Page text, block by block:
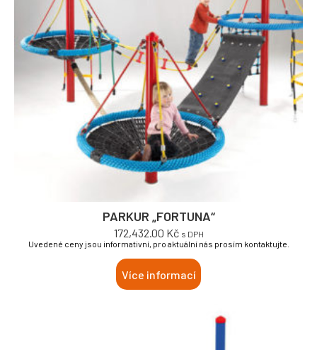
PARKUR „FORTUNA“
172,432.00 Kč s DPH
Uvedené ceny jsou informativní, pro aktuální nás prosím kontaktujte.
Více informací